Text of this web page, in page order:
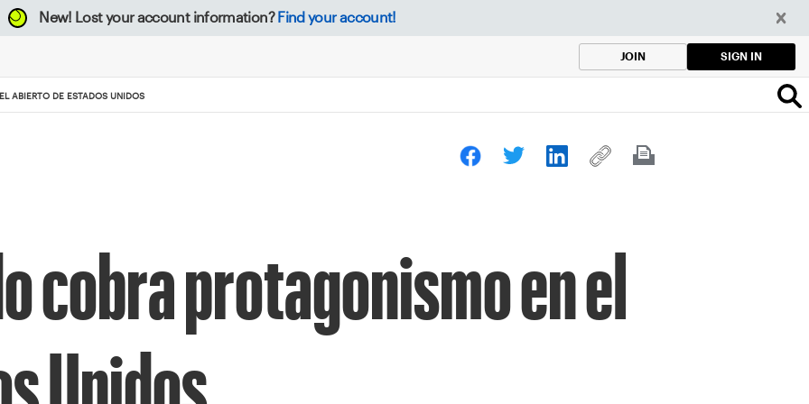
New! Lost your account information? Find your account!
JOIN SIGN IN
ABIERTO DE ESTADOS UNIDOS
cobra protagonismo en el
Unidos